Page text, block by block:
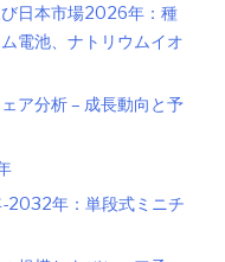
日本市場2026年：種
電池、ナトリウムイオ
ア分析 – 成長動向と予
2032年：単段式ミニチ